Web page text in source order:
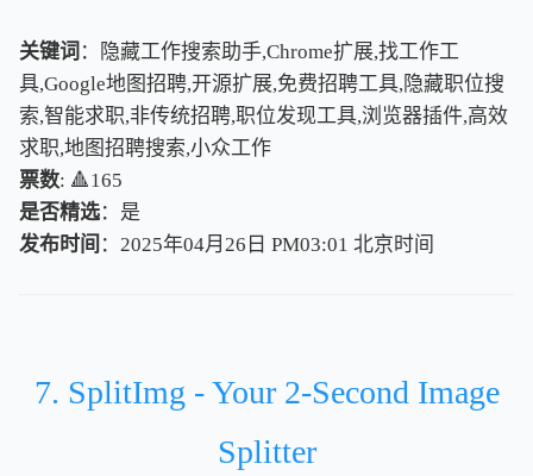
关键词 ：隐藏工作搜索助手,Chrome扩展,找工作工
具,Google地图招聘,开源扩展,免费招聘工具,隐藏职位搜
索,智能求职,非传统招聘,职位发现工具,浏览器插件,高效
求职,地图招聘搜索,小众工作
票数: 🔺165
是否精选：是
发布时间 ：2025年04月26日 PM03:01 北京时间
北京时间
7. SplitImg - Your 2-Second Image
Splitter